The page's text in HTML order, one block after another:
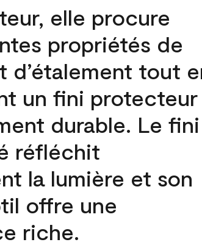
elle procure
propriétés de
d’étalement tout
un fini protecteur
durable. Le fini
réfléchit
la lumière et son
offre une
riche.